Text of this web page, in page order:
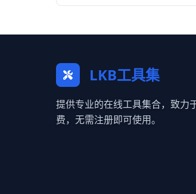
LKB工具集
提供专业的在线工具集合，致力
费，无需注册即可使用。